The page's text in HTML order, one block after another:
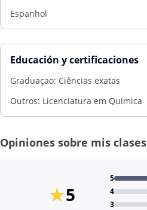
Espanhol
Educación y certificaciones
Graduaçao: Ciências exatas
Outros: Licenciatura em Química
Opiniones sobre mis clases
5
★ 3
4
5